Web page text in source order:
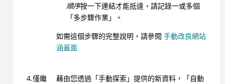
順序按一下連結才能抵達，請記錄一或多個
「多步驟作業」。
如需這個步驟的完整說明，請參閱 手動改良網站
涵蓋面
4.僅繼
藉由您透過「手動探索」提供的新資料，「自動